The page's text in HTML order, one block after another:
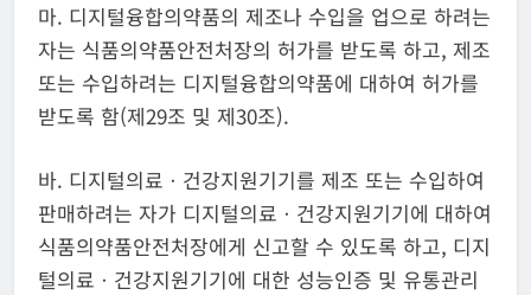
마. 디지털융합의약품의 제조나 수입을 업으로 하려는
자는 식품의약품안전처장의 허가를 받도록 하고, 제조
또는 수입하려는 디지털융합의약품에 대하여 허가를
받도록 함(제29조 및 제30조).
바. 디지털의료ㆍ건강지원기기를 제조 또는 수입하여
판매하려는 자가 디지털의료ㆍ건강지원기기에 대하여
식품의약품안전처장에게 신고할 수 있도록 하고, 디지
털의료ㆍ건강지원기기에 대한 성능인증 및 유통관리